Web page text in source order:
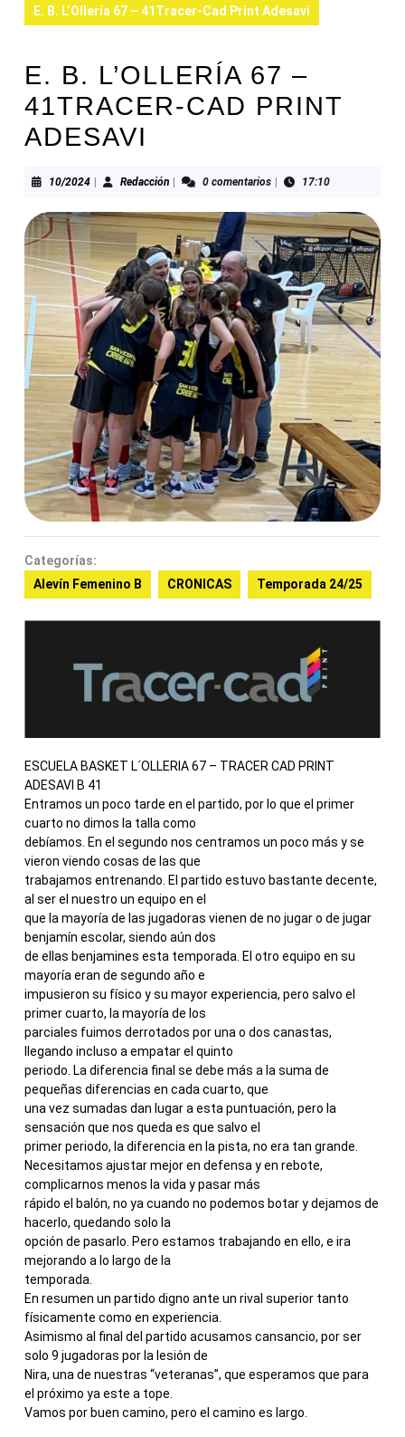
E. B. L’Ollería 67 – 41Tracer-Cad Print Adesavi
E. B. L’OLLERÍA 67 –
41TRACER-CAD PRINT
ADESAVI
10/202410/2024RedacciónRedacción0 comentarios 17:10
Categorías:
Alevín Femenino B
CRONICAS Temporada 24/25
ESCUELA BASKET L´OLLERIA 67 – TRACER CAD PRINT
ADESAVI B 41
Entramos un poco tarde en el partido, por lo que el primer
cuarto no dimos la talla como
debíamos. En el segundo nos centramos un poco más y se
vieron viendo cosas de las que
trabajamos entrenando. El partido estuvo bastante decente,
al ser el nuestro un equipo en el
que la mayoría de las jugadoras vienen de no jugar o de jugar
benjamín escolar, siendo aún dos
de ellas benjamines esta temporada. El otro equipo en su
mayoría eran de segundo año e
impusieron su físico y su mayor experiencia, pero salvo el
primer cuarto, la mayoría de los
parciales fuimos derrotados por una o dos canastas,
llegando incluso a empatar el quinto
periodo. La diferencia final se debe más a la suma de
pequeñas diferencias en cada cuarto, que
una vez sumadas dan lugar a esta puntuación, pero la
sensación que nos queda es que salvo el
primer periodo, la diferencia en la pista, no era tan grande.
Necesitamos ajustar mejor en defensa y en rebote,
complicarnos menos la vida y pasar más
rápido el balón, no ya cuando no podemos botar y dejamos de
hacerlo, quedando solo la
opción de pasarlo. Pero estamos trabajando en ello, e ira
mejorando a lo largo de la
temporada.
En resumen un partido digno ante un rival superior tanto
físicamente como en experiencia.
Asimismo al final del partido acusamos cansancio, por ser
solo 9 jugadoras por la lesión de
Nira, una de nuestras “veteranas”, que esperamos que para
el próximo ya este a tope.
Vamos por buen camino, pero el camino es largo.